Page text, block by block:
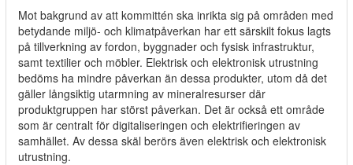
Mot bakgrund av att kommittén ska inrikta sig på områden med
betydande miljö- och klimatpåverkan har ett särskilt fokus lagts
på tillverkning av fordon, byggnader och fysisk infrastruktur,
samt textilier och möbler. Elektrisk och elektronisk utrustning
bedöms ha mindre påverkan än dessa produkter, utom då det
gäller långsiktig utarmning av mineralresurser där
produktgruppen har störst påverkan. Det är också ett område
som är centralt för digitaliseringen och elektrifieringen av
samhället. Av dessa skäl berörs även elektrisk och elektronisk
utrustning.